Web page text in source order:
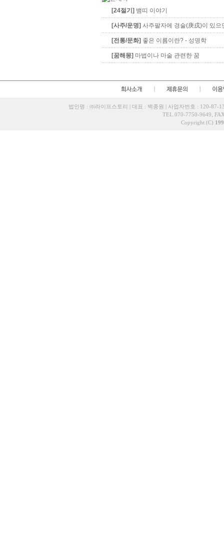
[24절기] 뱀띠 이야기
[사주/운명] 사주팔자에 경술(庚戌)이 있
[전통/문화] 좋은 이름이란? - 성명학
[꿈해몽] 마법이나 마술 관련한 꿈
법인명 : ㈜라이프스토리 | 대표 : 백종원 | 사업자번호 : 120-87-
TEL.070-7750-9649,
Copyright (C)